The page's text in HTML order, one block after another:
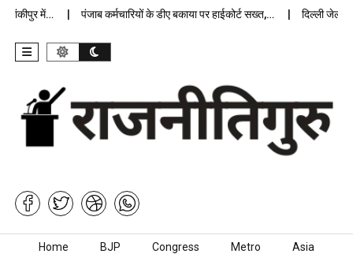
में… पंजाब कर्मचारियों के डीए बकाया पर हाईकोर्ट सख्त,… दिल्ली जेलों में
Skip to content
Home BJP Congress Metro Asia